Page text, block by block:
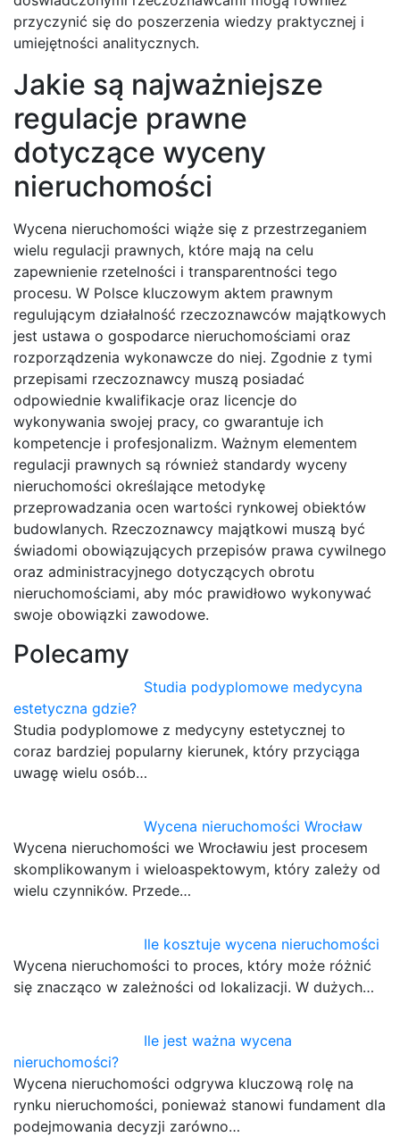
przyczynić się do poszerzenia wiedzy praktycznej i
umiejętności analitycznych.
Jakie są najważniejsze
regulacje prawne
dotyczące wyceny
nieruchomości
Wycena nieruchomości wiąże się z przestrzeganiem
wielu regulacji prawnych, które mają na celu
zapewnienie rzetelności i transparentności tego
procesu. W Polsce kluczowym aktem prawnym
regulującym działalność rzeczoznawców majątkowych
jest ustawa o gospodarce nieruchomościami oraz
rozporządzenia wykonawcze do niej. Zgodnie z tymi
przepisami rzeczoznawcy muszą posiadać
odpowiednie kwalifikacje oraz licencje do
wykonywania swojej pracy, co gwarantuje ich
kompetencje i profesjonalizm. Ważnym elementem
regulacji prawnych są również standardy wyceny
nieruchomości określające metodykę
przeprowadzania ocen wartości rynkowej obiektów
budowlanych. Rzeczoznawcy majątkowi muszą być
świadomi obowiązujących przepisów prawa cywilnego
oraz administracyjnego dotyczących obrotu
nieruchomościami, aby móc prawidłowo wykonywać
swoje obowiązki zawodowe.
Polecamy
Studia podyplomowe medycyna
estetyczna gdzie?
Studia podyplomowe z medycyny estetycznej to
coraz bardziej popularny kierunek, który przyciąga
uwagę wielu osób…
Wycena nieruchomości Wrocław
Wycena nieruchomości we Wrocławiu jest procesem
skomplikowanym i wieloaspektowym, który zależy od
wielu czynników. Przede…
Ile kosztuje wycena nieruchomości
Wycena nieruchomości to proces, który może różnić
się znacząco w zależności od lokalizacji. W dużych…
Ile jest ważna wycena
nieruchomości?
Wycena nieruchomości odgrywa kluczową rolę na
rynku nieruchomości, ponieważ stanowi fundament dla
podejmowania decyzji zarówno…